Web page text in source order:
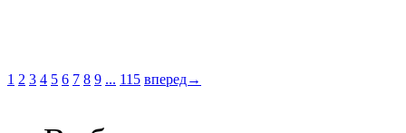
1 2 3 4 5 6 7 8 9 ... 115 вперед→